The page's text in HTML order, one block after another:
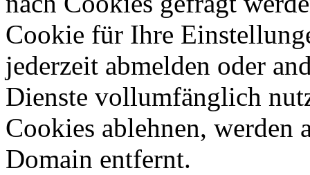
Cookie für Ihre
jederzeit abmelden oder
Dienste vollumfänglich
Cookies ablehnen, werden
Domain entfernt.